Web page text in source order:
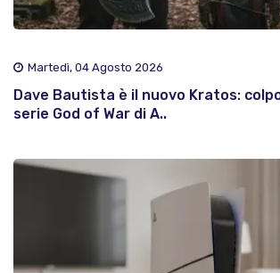
Martedì, 04 Agosto 2026
Dave Bautista è il nuovo Kratos:
serie God of War di A..